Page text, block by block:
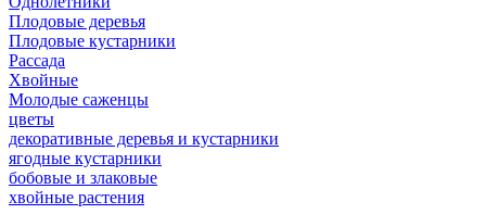
Плодовые деревья
Плодовые кустарники
Рассада
Хвойные
Молодые саженцы
цветы
декоративные деревья и кустарники
ягодные кустарники
бобовые и злаковые
хвойные растения